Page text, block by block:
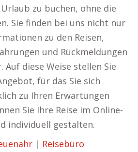
zu buchen, ohne die
Sie finden bei uns nicht nur
zu den Reisen,
und Rückmeldungen
Auf diese Weise stellen Sie
für das Sie sich
zu Ihren Erwartungen
Sie Ihre Reise im Online-
individuell gestalten.
| Reisebüro